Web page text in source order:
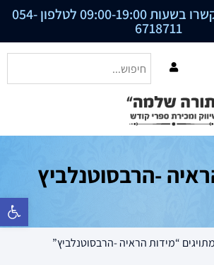
פתח סרגל
19:00 לטלפון 054-
6718711
-הרבסוטנלביץ
“מידות הראיה -הרבסוטנלביץ”